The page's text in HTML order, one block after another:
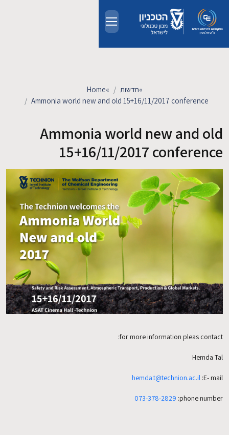
מחקר
חדשות ואירועים
קשרי תעשייה
Home» חדשות»
Ammonia world new and old 15+16/11/2017 conference
Ammonia world new and old
15+16/11/2017 conference
for more information pleas contact:
Hemda Tal
E- mail:
hemda.t@technion.ac.il
phone number:
073-378-2829